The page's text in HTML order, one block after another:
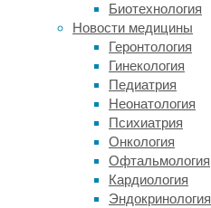
Биотехнология
Новости медицины
Геронтология
Гинекология
Педиатрия
Неонатология
Психиатрия
Онкология
Офтальмология
Кардиология
Эндокринология
направление
—
гравитационная
астрономия.
Такую
возможность
рассмотрели
японские
ученые,
статья
которых